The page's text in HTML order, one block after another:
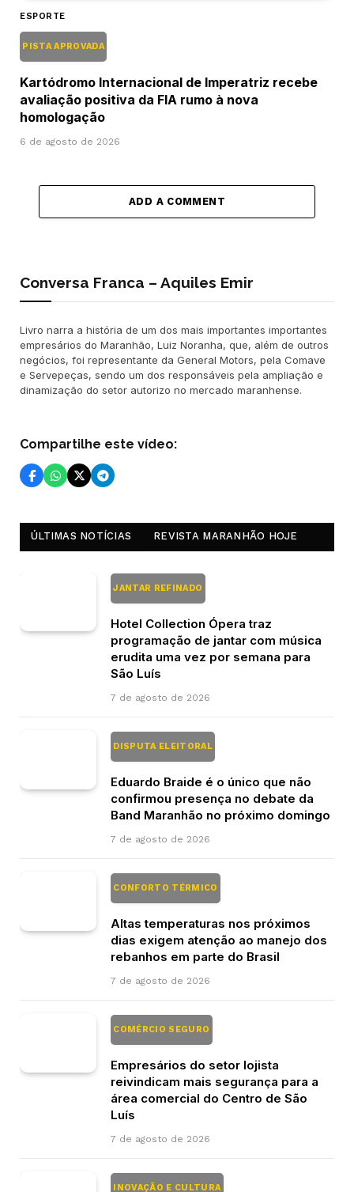
ESPORTE
PISTA APROVADA
Kartódromo Internacional de Imperatriz recebe
avaliação positiva da FIA rumo à nova
homologação
6 de agosto de 2026
ADD A COMMENT
Conversa Franca – Aquiles Emir
Livro narra a história de um dos mais importantes importantes
empresários do Maranhão, Luiz Noranha, que, além de outros
negócios, foi representante da General Motors, pela Comave
e Servepeças, sendo um dos responsáveis pela ampliação e
dinamização do setor autorizo no mercado maranhense.
Compartilhe este vídeo:
ÚLTIMAS NOTÍCIAS REVISTA MARANHÃO HOJE
JANTAR REFINADO
Hotel Collection Ópera traz
programação de jantar com música
erudita uma vez por semana para
São Luís
7 de agosto de 2026
DISPUTA ELEITORAL
Eduardo Braide é o único que não
confirmou presença no debate da
Band Maranhão no próximo domingo
7 de agosto de 2026
CONFORTO TÉRMICO
Altas temperaturas nos próximos
dias exigem atenção ao manejo dos
rebanhos em parte do Brasil
7 de agosto de 2026
COMÉRCIO SEGURO
Empresários do setor lojista
reivindicam mais segurança para a
área comercial do Centro de São
Luís
7 de agosto de 2026
INOVAÇÃO E CULTURA